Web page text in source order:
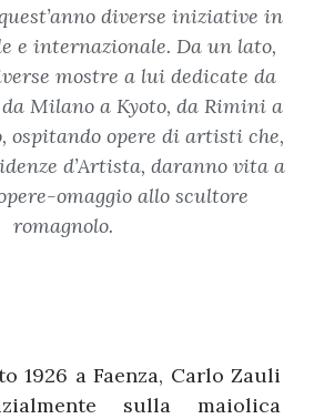
diverse iniziative in
e internazionale. Da un lato,
mostre a lui dedicate da
da Milano a Kyoto, da Rimini a
ospitando opere di artisti che,
d’Artista, daranno vita a
omaggio allo scultore
romagnolo.
1926 a Faenza, Carlo Zauli
sulla maiolica